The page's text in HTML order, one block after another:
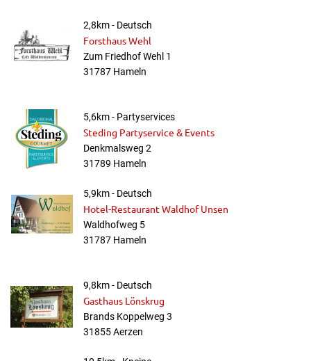
2,8km - Deutsch
Forsthaus Wehl
Zum Friedhof Wehl 1
31787 Hameln
5,6km - Partyservices
Steding Partyservice & Events
Denkmalsweg 2
31789 Hameln
5,9km - Deutsch
Hotel-Restaurant Waldhof Unsen
Waldhofweg 5
31787 Hameln
9,8km - Deutsch
Gasthaus Lönskrug
Brands Koppelweg 3
31855 Aerzen